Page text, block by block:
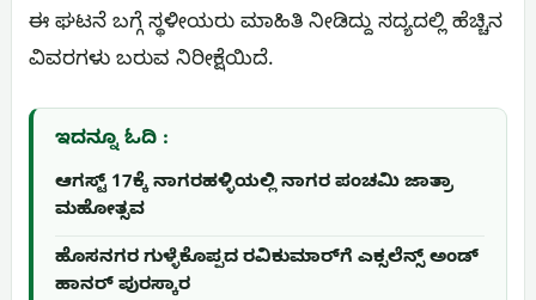
ಈ ಘಟನೆ ಬಗ್ಗೆ ಸ್ಥಳೀಯರು ಮಾಹಿತಿ ನೀಡಿದ್ದು ಸದ್ಯದಲ್ಲಿ ಹೆಚ್ಚಿನ
ವಿವರಗಳು ಬರುವ ನಿರೀಕ್ಷೆಯಿದೆ.
ಇದನ್ನೂ ಓದಿ :
ಆಗಸ್ಟ್ 17ಕ್ಕೆ ನಾಗರಹಳ್ಳಿಯಲ್ಲಿ ನಾಗರ ಪಂಚಮಿ ಜಾತ್ರಾ
ಮಹೋತ್ಸವ
ಹೊಸನಗರ ಗುಳ್ಳೆಕೊಪ್ಪದ ರವಿಕುಮಾರ್‌ಗೆ ಎಕ್ಸಲೆನ್ಸ್ ಅಂಡ್
ಹಾನರ್ ಪುರಸ್ಕಾರ